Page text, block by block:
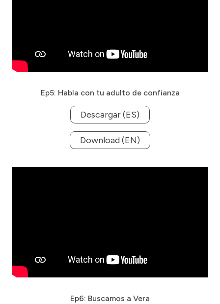
Ep5: Habla con tu adulto de confianza
Descargar (ES)
Download (EN)
Ep6: Buscamos a Vera